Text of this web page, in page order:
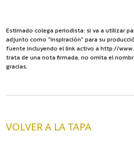
Estimado colega periodista: si va a utilizar
adjunto como "inspiración" para su
fuente incluyendo el link activo a http://
trata de una nota firmada, no omita el
gracias.
VOLVER A LA TAPA